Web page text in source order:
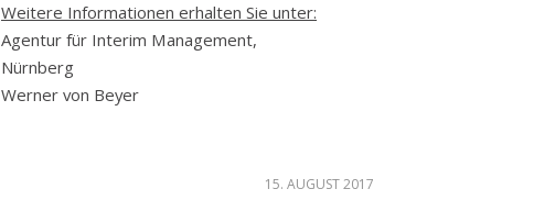
Weitere Informationen erhalten Sie unter:
Agentur für Interim Management,
Nürnberg
Werner von Beyer
15. AUGUST 2017
/